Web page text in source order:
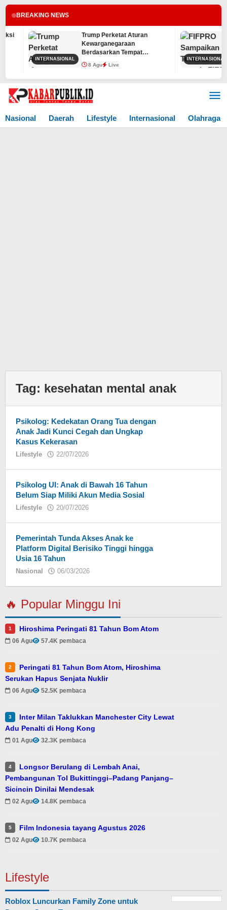
BREAKING NEWS
INTERNASIONAL
Trump Perketat Aturan
Kewarganegaraan
Berdasarkan Tempat
Kelahiran
8 Agu Live
INTERNASIONAL
Lewati
Nasional
Daerah Lifestyle Internasional Olahraga
Tag: kesehatan mental anak
Psikolog: Kedekatan Orang Tua dengan
Anak Jadi Kunci Cegah dan Ungkap
Kasus Kekerasan
Lifestyle 22/07/2026
Psikolog UI: Anak di Bawah 16 Tahun
Belum Siap Miliki Akun Media Sosial
Lifestyle 20/07/2026
Pemerintah Tunda Akses Anak ke
Platform Digital Berisiko Tinggi hingga
Usia 16 Tahun
Nasional 06/03/2026
🔥 Popular Minggu Ini
1 Hiroshima Peringati 81 Tahun Bom Atom
06 Agu 57.4K pembaca
2
Peringati 81 Tahun Bom Atom, Hiroshima
Serukan Hapus Senjata Nuklir
06 Agu 52.5K pembaca
3
Inter Milan Taklukkan Manchester City Lewat
Adu Penalti di Hong Kong
01 Agu 32.3K pembaca
4
Longsor Berulang di Lembah Anai,
Pembangunan Tol Bukittinggi–Padang Panjang–
Sicincin Dinilai Mendesak
02 Agu 14.8K pembaca
5 Film Indonesia tayang Agustus 2026
02 Agu 10.7K pembaca
Lifestyle
Roblox Luncurkan Family Zone untuk